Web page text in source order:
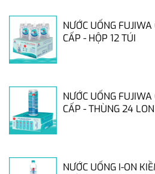
NƯỚC UỐNG
CẤP - HỘP 12 TÚI
NƯỚC UỐNG
CẤP - THÙNG 24 LON
NƯỚC UỐNG I-ON